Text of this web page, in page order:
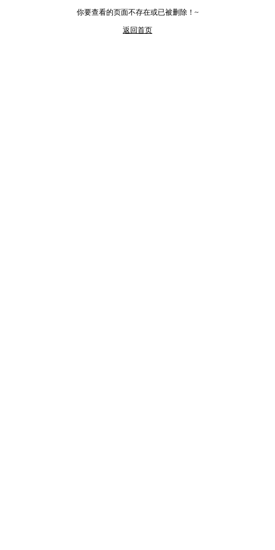
你要查看的页面不存在或已被删除！~
返回首页